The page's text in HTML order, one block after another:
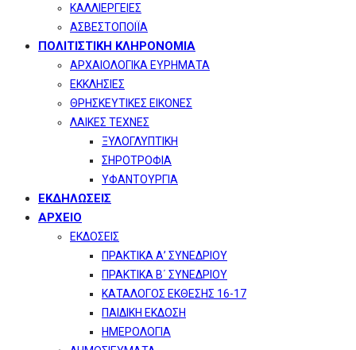
ΚΑΛΛΙΕΡΓΕΙΕΣ
ΑΣΒΕΣΤΟΠΟΙΪΑ
ΠΟΛΙΤΙΣΤΙΚΗ ΚΛΗΡΟΝΟΜΙΑ
ΑΡΧΑΙΟΛΟΓΙΚΑ ΕΥΡΗΜΑΤΑ
ΕΚΚΛΗΣΙΕΣ
ΘΡΗΣΚΕΥΤΙΚΕΣ ΕΙΚΟΝΕΣ
ΛΑΙΚΕΣ ΤΕΧΝΕΣ
ΞΥΛΟΓΛΥΠΤΙΚΗ
ΣΗΡΟΤΡΟΦΙΑ
ΥΦΑΝΤΟΥΡΓΙΑ
ΕΚΔΗΛΩΣΕΙΣ
ΑΡΧΕΙΟ
ΕΚΔΟΣΕΙΣ
ΠΡΑΚΤΙΚΑ Α’ ΣΥΝΕΔΡΙΟΥ
ΠΡΑΚΤΙΚΑ Β΄ ΣΥΝΕΔΡΙΟΥ
ΚΑΤΑΛΟΓΟΣ ΕΚΘΕΣΗΣ 16-17
ΠΑΙΔΙΚΗ ΕΚΔΟΣΗ
ΗΜΕΡΟΛΟΓΙΑ